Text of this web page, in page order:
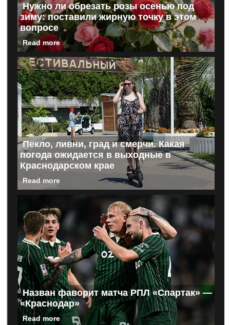
Нужно ли обрезать розы осенью под
зиму: поставили жирную точку в этом
вопросе
Read more
Пекло, ливни, град и смерчи. Какая
погода ожидается в выходные в
Краснодарском крае
Read more
Назван фаворит матча РПЛ «Спартак» —
«Краснодар»
Read more